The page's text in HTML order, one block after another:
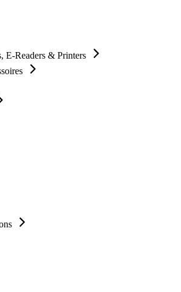
E-Readers & Printers